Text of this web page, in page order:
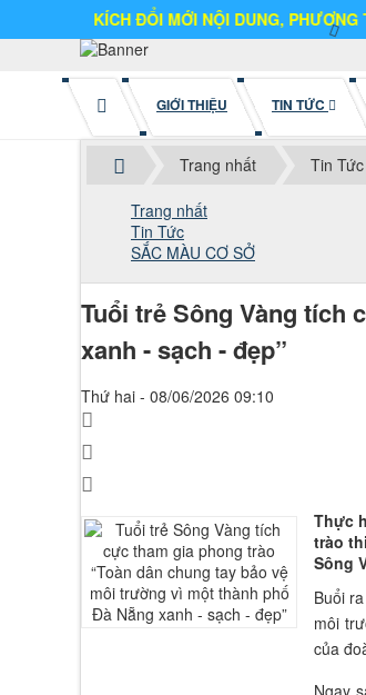
ĐỔI MỚI NỘI DUNG, PHƯƠNG THỨC
GIỚI THIỆU TIN TỨC
Trang nhất Tin Tức
Trang nhất
Tin Tức
SẮC MÀU CƠ SỞ
Tuổi trẻ Sông Vàng tích
xanh - sạch - đẹp”
Thứ hai - 08/06/2026 09:10
Thực
trào
Sông
Buổi
môi
của
Ngay